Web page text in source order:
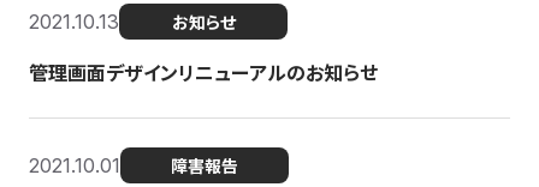
2021.10.13 お知らせ
管理画面デザインリニューアルのお知らせ
2021.10.01 障害報告